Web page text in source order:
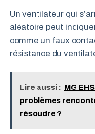
Un ventilateur qui
aléatoire peut
comme un faux
résistance du
Lire aussi : MG
problèmes
résoudre ?